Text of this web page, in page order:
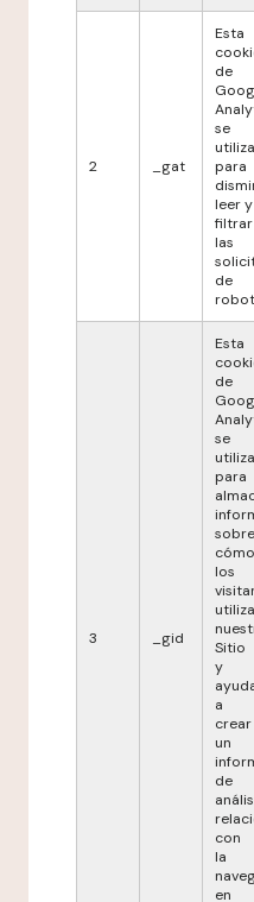
2 _gat
Esta
de
se
utiliza
para
leer y
filtrar
las
de
3 _gid
Esta
de
se
utiliza
para
sobre
cómo
los
Sitio
y
a
crear
un
de
con
la
en